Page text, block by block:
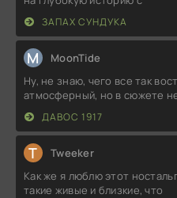
ЗАПАХ СУНДУКА
M MoonTide
Ну, не знаю, чего все так
атмосферный, но в сюжете
ДАВОС 1917
T Tweeker
Как же я люблю этот
такие живые и близкие, что